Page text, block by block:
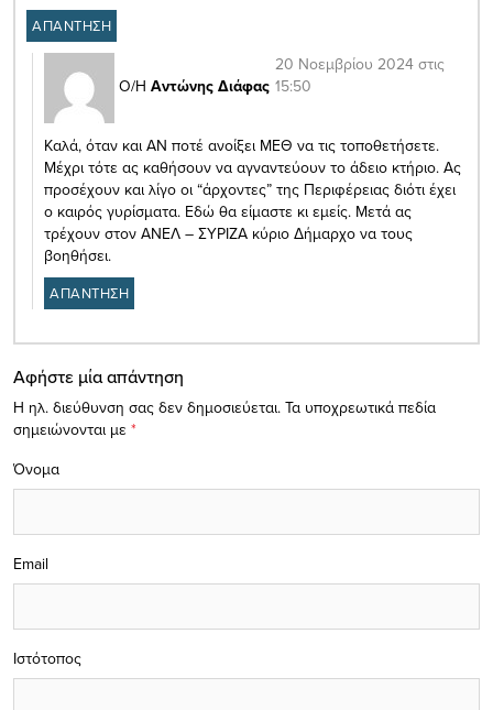
ΑΠΑΝΤΗΣΗ
Ο/Η Αντώνης Διάφας
20 Νοεμβρίου 2024 στις
15:50
Καλά, όταν και ΑΝ ποτέ ανοίξει ΜΕΘ να τις τοποθετήσετε.
Μέχρι τότε ας καθήσουν να αγναντεύουν το άδειο κτήριο. Ας
προσέχουν και λίγο οι “άρχοντες” της Περιφέρειας διότι έχει
ο καιρός γυρίσματα. Εδώ θα είμαστε κι εμείς. Μετά ας
τρέχουν στον ΑΝΕΛ – ΣΥΡΙΖΑ κύριο Δήμαρχο να τους
βοηθήσει.
ΑΠΑΝΤΗΣΗ
Αφήστε μία απάντηση
Η ηλ. διεύθυνση σας δεν δημοσιεύεται. Τα υποχρεωτικά πεδία
σημειώνονται με *
Όνομα
Email
Ιστότοπος